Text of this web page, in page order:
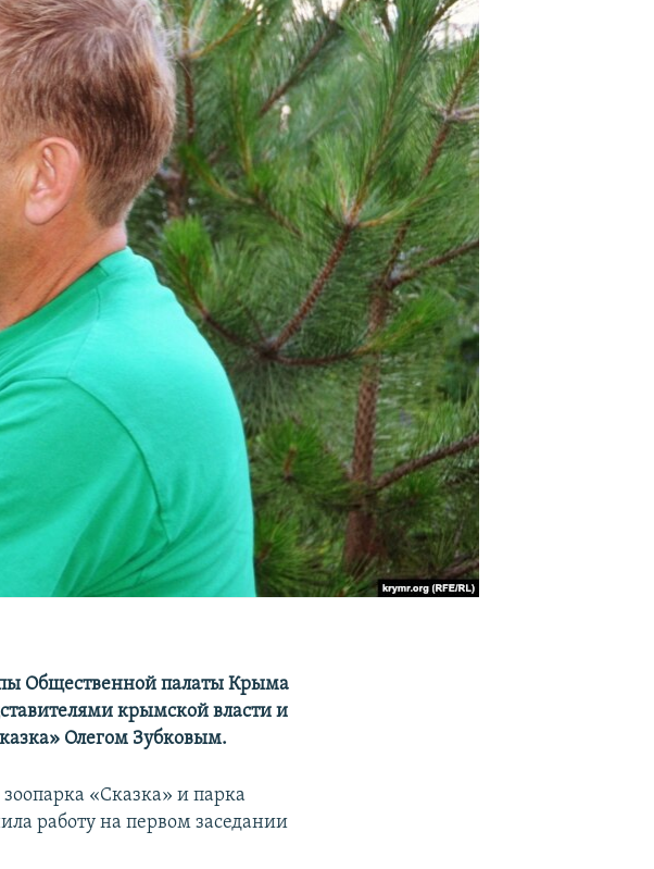
Общественной палаты Крыма
крымской власти и
Олегом Зубковым.
«Сказка» и парка
работу на первом заседании